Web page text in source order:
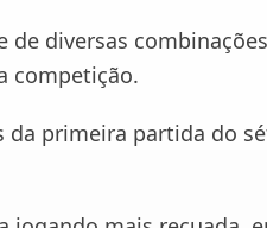
de diversas
competição.
primeira partida do